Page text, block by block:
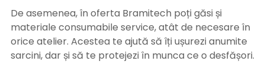
De asemenea, în oferta Bramitech poți găsi și
materiale consumabile service, atât de necesare în
orice atelier. Acestea te ajută să îți ușurezi anumite
sarcini, dar și să te protejezi în munca ce o desfășori.